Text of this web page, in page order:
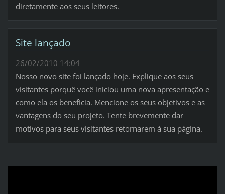
diretamente aos seus leitores.
Site lançado
26/02/2010 14:04
Nosso novo site foi lançado hoje. Explique aos seus
visitantes porquê você iniciou uma nova apresentação e
como ela os beneficia. Mencione os seus objetivos e as
vantagens do seu projeto. Tente brevemente dar
motivos para seus visitantes retornarem à sua página.